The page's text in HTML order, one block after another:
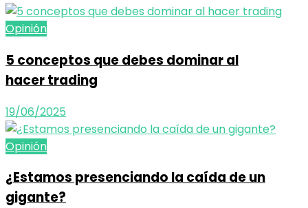
Opinión
5 conceptos que debes dominar al
hacer trading
19/06/2025
Opinión
¿Estamos presenciando la caída de un
gigante?